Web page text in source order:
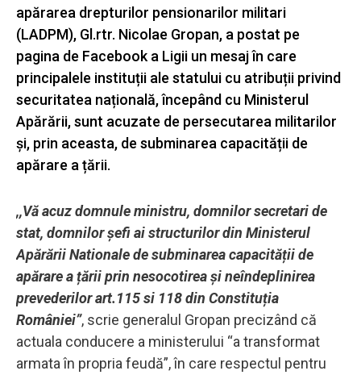
apărarea drepturilor pensionarilor militari
(LADPM), Gl.rtr. Nicolae Gropan, a postat pe
pagina de Facebook a Ligii un mesaj în care
principalele instituții ale statului cu atribuții privind
securitatea națională, începând cu Ministerul
Apărării, sunt acuzate de persecutarea militarilor
și, prin aceasta, de subminarea capacității de
apărare a țării.
,,Vă acuz domnule ministru, domnilor secretari de
stat, domnilor șefi ai structurilor din Ministerul
Apărării Nationale de subminarea capacității de
apărare a țării prin nesocotirea și neîndeplinirea
prevederilor art.115 si 118 din Constituția
României”, scrie generalul Gropan precizând că
actuala conducere a ministerului “a transformat
armata în propria feudă”, în care respectul pentru